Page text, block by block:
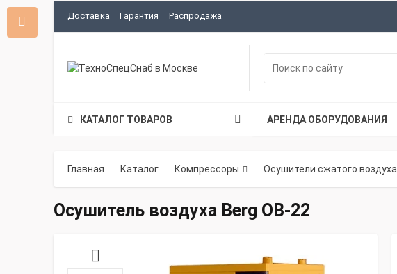
Доставка Гарантия Распродажа
КАТАЛОГ ТОВАРОВ АРЕНДА ОБОРУДОВАНИЯ
Главная - Каталог - Компрессоры - Осушители сжатого воздуха
Осушитель воздуха Berg OB-22